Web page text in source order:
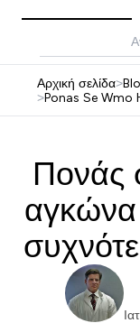
Αρχική σελίδα>
>Ponas Se Wmo
Πονάς
αγκώνα